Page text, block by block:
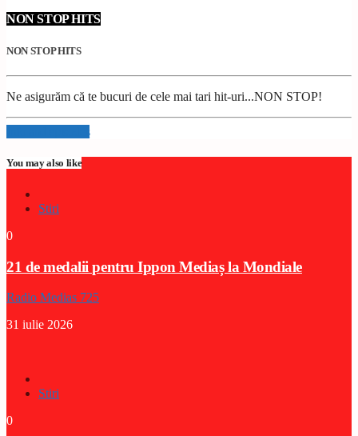
NON STOP HITS
NON STOP HITS
Ne asigurăm că te bucuri de cele mai tari hit-uri...NON STOP!
Info and episodes
You may also like
Stiri
0
21 de medalii pentru Ippon Mediaș la Mondiale
Radio Medias 725
31 iulie 2026
Stiri
0